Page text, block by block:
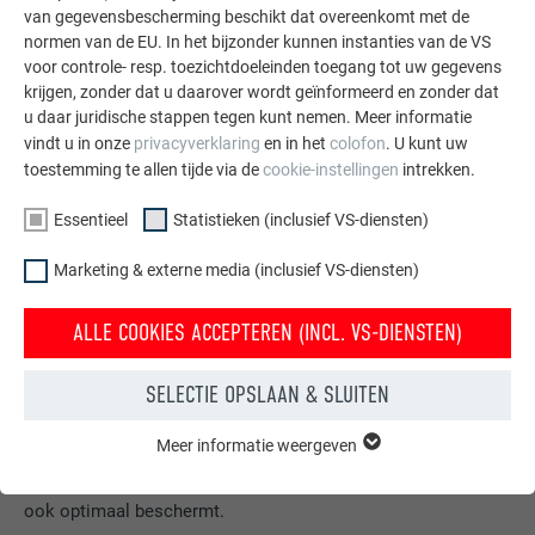
Gratis brochures bestellen
hoogwaterbescherming – met PREFA producten van
ook optimaal beschermt.
van gegevensbescherming beschikt dat overeenkomt met de
normen van de EU. In het bijzonder kunnen instanties van de VS
voor controle- resp. toezichtdoeleinden toegang tot uw gegevens
krijgen, zonder dat u daarover wordt geïnformeerd en zonder dat
u daar juridische stappen tegen kunt nemen. Meer informatie
vindt u in onze privacyverklaring en in het colofon. U kunt uw
toestemming te allen tijde via decookie-instellingen intrekken.
Essentieel Statistieken (inclusief VS-diensten)
Marketing & externe media (inclusief VS-diensten)
ALLE COOKIES ACCEPTEREN (INCL. VS-DIENSTEN)
SELECTIE OPSLAAN & SLUITEN
van de website. Hierdoor wordt gewaarborgd dat de website
Meer informatie weergeven